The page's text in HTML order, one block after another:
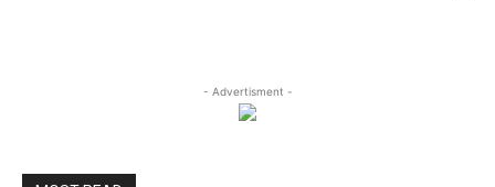
- Advertisment -